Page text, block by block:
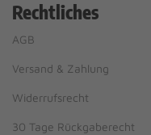
Rechtliches
AGB
Versand & Zahlung
Widerrufsrecht
30 Tage Rückgaberecht